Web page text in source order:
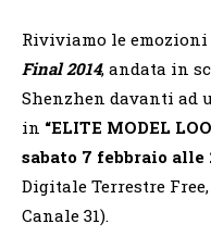
Riviviamo le
Final 2014, andata in
Shenzhen davanti ad
in “ELITE MODEL
sabato 7 febbraio alle
Digitale Terrestre
Canale 31).